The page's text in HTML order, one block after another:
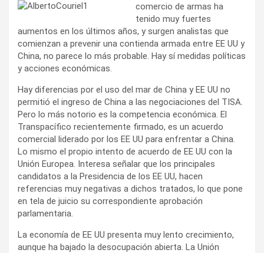
comercio de armas ha
tenido muy fuertes
aumentos en los últimos años, y surgen analistas que
comienzan a prevenir una contienda armada entre EE UU y
China, no parece lo más probable. Hay sí medidas políticas
y acciones económicas.
Hay diferencias por el uso del mar de China y EE UU no
permitió el ingreso de China a las negociaciones del TISA.
Pero lo más notorio es la competencia económica. El
Transpacífico recientemente firmado, es un acuerdo
comercial liderado por los EE UU para enfrentar a China.
Lo mismo el propio intento de acuerdo de EE UU con la
Unión Europea. Interesa señalar que los principales
candidatos a la Presidencia de los EE UU, hacen
referencias muy negativas a dichos tratados, lo que pone
en tela de juicio su correspondiente aprobación
parlamentaria.
La economía de EE UU presenta muy lento crecimiento,
aunque ha bajado la desocupación abierta. La Unión